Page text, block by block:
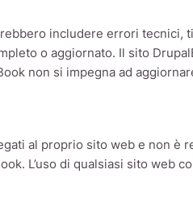
includere errori
o aggiornato. Il sito
non si impegna ad
al proprio sito web e non
L’uso di qualsiasi sito web